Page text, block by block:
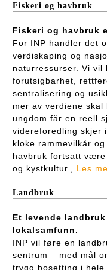
Fiskeri og havbruk
Fiskeri og havbruk
For INP handler det
verdiskaping og
naturressurser. Vi vil
forutsigbarhet,
sentralisering og
mer av verdiene
ungdom får en reell
videreforedling skjer
kloke rammevilkår
havbruk fortsatt
og kystkultur., Les
Landbruk
Et levende
lokalsamfunn.
INP vil føre en
sentrum – med mål
trygg bosetting i